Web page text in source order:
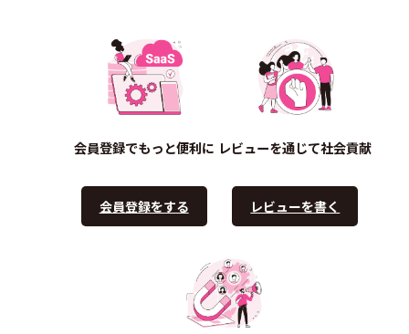
会員登録でもっと便利に
会員登録をする
レビューを通じて社会貢献
レビューを書く